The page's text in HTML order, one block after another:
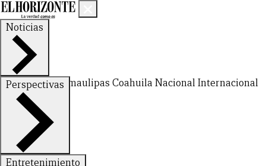
Noticias
Nuevo LeónTamaulipas Coahuila NacionalInternacional
Perspectivas
FinanzasOpinión
Entretenimiento